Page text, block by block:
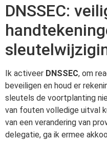
DNSSEC:
Ik activeer DNSSEC, om
beveiligen en houd er
sleutels de voortplanting
van fouten volledige uitval
van een verandering van
delegatie, ga ik ermee